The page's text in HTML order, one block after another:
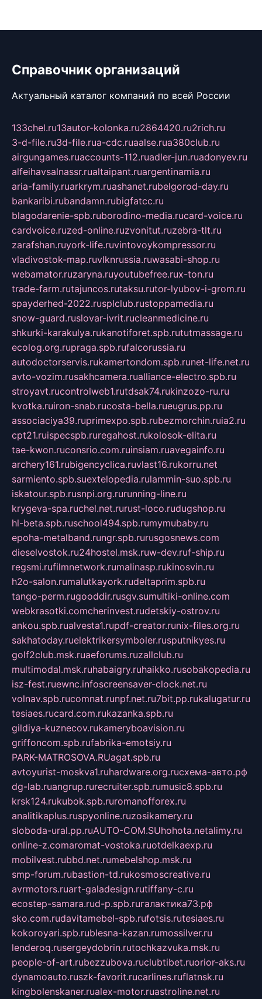
Справочник организаций
Актуальный каталог компаний по всей России
133chel.ru13autor-kolonka.ru2864420.ru2rich.ru
3-d-file.ru3d-file.rua-cdc.ruaalse.rua380club.ru
airgungames.ruaccounts-112.ruadler-jun.ruadonyev.ru
alfeihavsalnassr.rualtaipant.ruargentinamia.ru
aria-family.ruarkrym.ruashanet.rubelgorod-day.ru
bankaribi.rubandamn.rubigfatcc.ru
blagodarenie-spb.ruborodino-media.rucard-voice.ru
cardvoice.ruzed-online.ruzvonitut.ruzebra-tlt.ru
zarafshan.ruyork-life.ruvintovoykompressor.ru
vladivostok-map.ruvlknrussia.ruwasabi-shop.ru
webamator.ruzaryna.ruyoutubefree.rux-ton.ru
trade-farm.rutajuncos.rutaksu.rutor-lyubov-i-grom.ru
spayderhed-2022.rusplclub.rustoppamedia.ru
snow-guard.ruslovar-ivrit.rucleanmedicine.ru
shkurki-karakulya.rukanotiforet.spb.rututmassage.ru
ecolog.org.rupraga.spb.rufalcorussia.ru
autodoctorservis.rukamertondom.spb.runet-life.net.ru
avto-vozim.rusakhcamera.rualliance-electro.spb.ru
stroyavt.rucontrolweb1.rutdsak74.rukinzozo-ru.ru
kvotka.ruiron-snab.rucosta-bella.rueugrus.pp.ru
associaciya39.ruprimexpo.spb.rubezmorchin.ruia2.ru
cpt21.ruispecspb.ruregahost.rukolosok-elita.ru
tae-kwon.ruconsrio.com.ruinsiam.ruavegainfo.ru
archery161.rubigencyclica.ruvlast16.rukorru.net
sarmiento.spb.suextelopedia.rulammin-suo.spb.ru
iskatour.spb.rusnpi.org.rurunning-line.ru
krygeva-spa.ruchel.net.rurust-loco.rudugshop.ru
hl-beta.spb.ruschool494.spb.rumymubaby.ru
epoha-metalband.rungr.spb.rurusgosnews.com
dieselvostok.ru24hostel.msk.ruw-dev.ruf-ship.ru
regsmi.rufilmnetwork.rumalinasp.rukinosvin.ru
h2o-salon.rumalutkayork.rudeltaprim.spb.ru
tango-perm.rugooddir.rusgv.sumultiki-online.com
webkrasotki.comcherinvest.rudetskiy-ostrov.ru
ankou.spb.rualvesta1.rupdf-creator.runix-files.org.ru
sakhatoday.ruelektrikersymboler.rusputnikyes.ru
golf2club.msk.ruaeforums.ruzallclub.ru
multimodal.msk.ruhabaigry.ruhaikko.rusobakopedia.ru
isz-fest.ruewnc.infoscreensaver-clock.net.ru
volnav.spb.rucomnat.runpf.net.ru7bit.pp.rukalugatur.ru
tesiaes.rucard.com.rukazanka.spb.ru
gildiya-kuznecov.rukameryboavision.ru
griffoncom.spb.rufabrika-emotsiy.ru
PARK-MATROSOVA.RUagat.spb.ru
avtoyurist-moskva1.ruhardware.org.ruсхема-авто.рф
dg-lab.ruangrup.rurecruiter.spb.rumusic8.spb.ru
krsk124.rukubok.spb.ruromanofforex.ru
analitikaplus.ruspyonline.ruzosikamery.ru
sloboda-ural.pp.ruAUTO-COM.SUhohota.netalimy.ru
online-z.comaromat-vostoka.ruotdelkaexp.ru
mobilvest.rubbd.net.rumebelshop.msk.ru
smp-forum.rubastion-td.rukosmoscreative.ru
avrmotors.ruart-galadesign.rutiffany-c.ru
ecostep-samara.rud-p.spb.ruгалактика73.рф
sko.com.rudavitamebel-spb.rufotsis.rutesiaes.ru
kokoroyari.spb.rublesna-kazan.rumossilver.ru
lenderoq.rusergeydobrin.rutochkazvuka.msk.ru
people-of-art.rubezzubova.ruclubtibet.ruorior-aks.ru
dynamoauto.ruszk-favorit.rucarlines.ruflatnsk.ru
kingbolenskaner.rualex-motor.ruastroline.net.ru